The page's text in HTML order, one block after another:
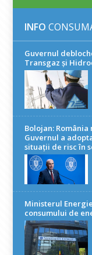
INFO
Guvernul
Transgaz și
Bolojan:
Guvernul a
situații de risc în
Ministerul
consumului de